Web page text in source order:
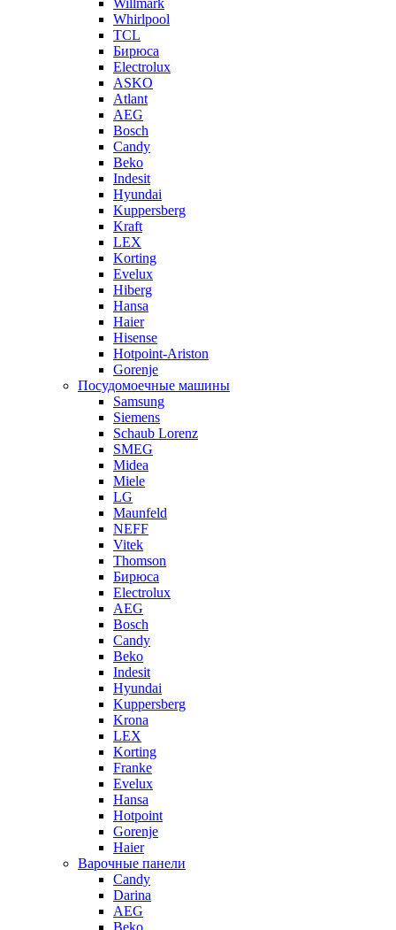
Willmark
Whirlpool
TCL
Бирюса
Electrolux
ASKO
Atlant
AEG
Bosch
Candy
Beko
Indesit
Hyundai
Kuppersberg
Kraft
LEX
Korting
Evelux
Hiberg
Hansa
Haier
Hisense
Hotpoint-Ariston
Gorenje
Посудомоечные машины
Samsung
Siemens
Schaub Lorenz
SMEG
Midea
Miele
LG
Maunfeld
NEFF
Vitek
Thomson
Бирюса
Electrolux
AEG
Bosch
Candy
Beko
Indesit
Hyundai
Kuppersberg
Krona
LEX
Korting
Franke
Evelux
Hansa
Hotpoint
Gorenje
Haier
Варочные панели
Candy
Darina
AEG